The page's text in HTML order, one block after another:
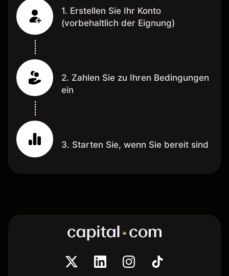
1. Erstellen Sie Ihr Konto
(vorbehaltlich der Eignung)
2. Zahlen Sie zu Ihren Bedingungen
ein
3. Starten Sie, wenn Sie bereit sind